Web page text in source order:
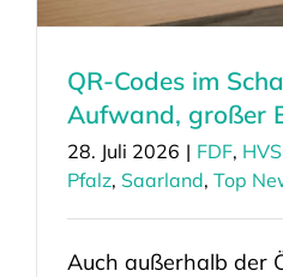
QR-Codes im
Aufwand, großer
28. Juli 2026 | FDF,
Pfalz, Saarland, Top
Auch außerhalb der